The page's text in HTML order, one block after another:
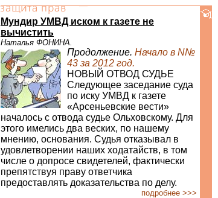
Мундир УМВД иском к газете не
вычистить
Наталья ФОНИНА.
Продолжение. Начало в N№
43 за 2012 год.
НОВЫЙ ОТВОД СУДЬЕ
Следующее заседание суда
по иску УМВД к газете
«Арсеньевские вести»
началось с отвода судье Ольховскому. Для
этого имелись два веских, по нашему
мнению, основания. Судья отказывал в
удовлетворении наших ходатайств, в том
числе о допросе свидетелей, фактически
препятствуя праву ответчика
предоставлять доказательства по делу.
подробнее >>>